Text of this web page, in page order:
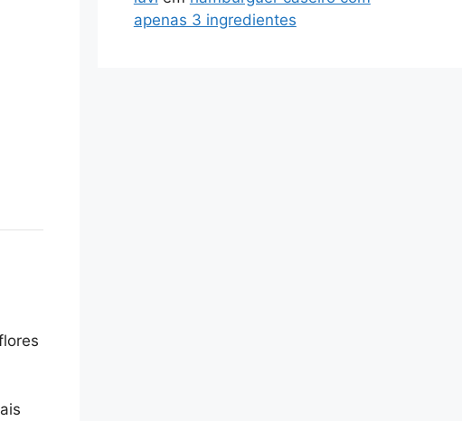
apenas 3 ingredientes